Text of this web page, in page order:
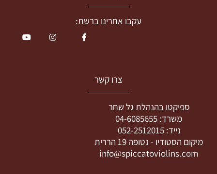
עקבו אחרינו ברשת:
צרו קשר
ספיקטו בהנהלת גל שחר
משרד:04-6085655
052-2512015
הסטודיו -נטופה 19 הררית
info@spiccatoviolins.com